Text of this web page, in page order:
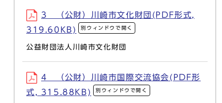
3 （公財）川崎市文化財団(PDF形式,
319.60KB)
別ウィンドウで開く
公益財団法人川崎市文化財団
4 （公財）川崎市国際交流協会(PDF形
式, 315.88KB)
別ウィンドウで開く